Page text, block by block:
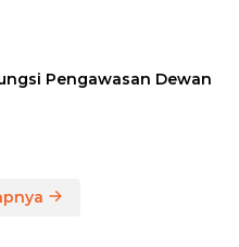
Pengawasan Dewan